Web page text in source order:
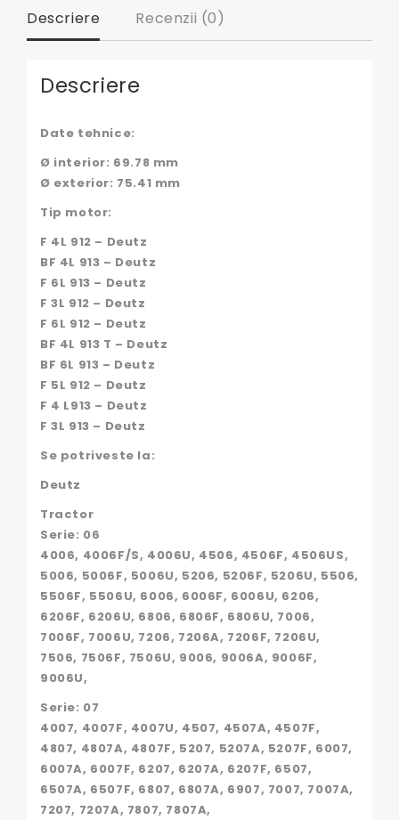
Descriere Recenzii (0)
Descriere
Date tehnice:
Ø interior: 69.78 mm
Ø exterior: 75.41 mm
Tip motor:
F 4L 912 – Deutz
BF 4L 913 – Deutz
F 6L 913 – Deutz
F 3L 912 – Deutz
F 6L 912 – Deutz
BF 4L 913 T – Deutz
BF 6L 913 – Deutz
F 5L 912 – Deutz
F 4 L913 – Deutz
F 3L 913 – Deutz
Se potriveste la:
Deutz
Tractor
Serie: 06
4006, 4006F/S, 4006U, 4506, 4506F, 4506US,
5006, 5006F, 5006U, 5206, 5206F, 5206U, 5506,
5506F, 5506U, 6006, 6006F, 6006U, 6206,
6206F, 6206U, 6806, 6806F, 6806U, 7006,
7006F, 7006U, 7206, 7206A, 7206F, 7206U,
7506, 7506F, 7506U, 9006, 9006A, 9006F,
9006U,
Serie: 07
4007, 4007F, 4007U, 4507, 4507A, 4507F,
4807, 4807A, 4807F, 5207, 5207A, 5207F, 6007,
6007A, 6007F, 6207, 6207A, 6207F, 6507,
6507A, 6507F, 6807, 6807A, 6907, 7007, 7007A,
7207, 7207A, 7807, 7807A,